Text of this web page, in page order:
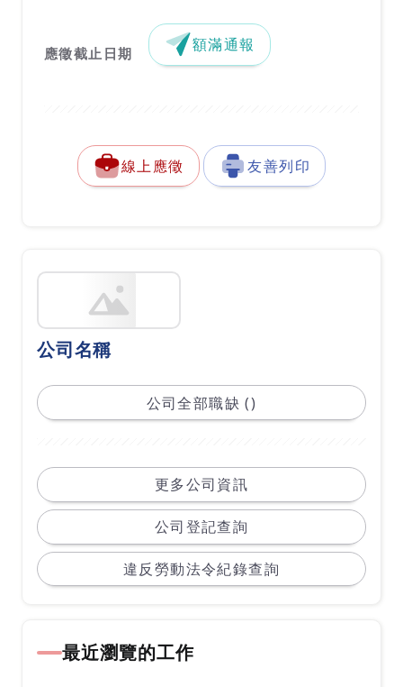
應徵截止日期 額滿通報
線上應徵 友善列印
公司名稱
公司全部職缺 ()
更多公司資訊
公司登記查詢
違反勞動法令紀錄查詢
最近瀏覽的工作